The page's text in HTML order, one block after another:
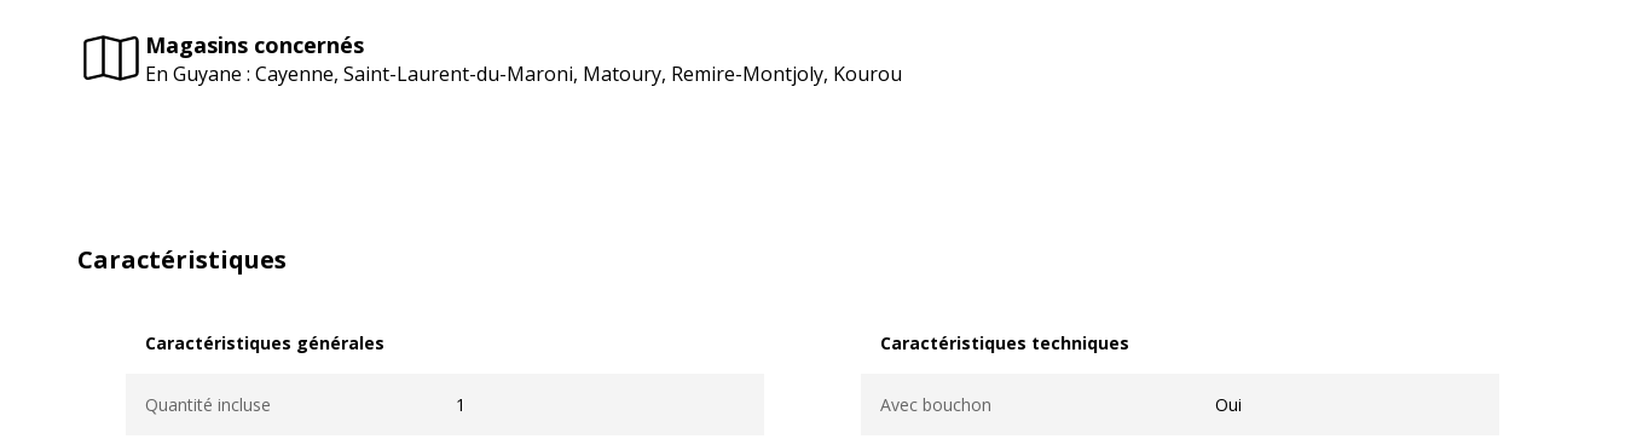
Magasins concernés
En Guyane : Cayenne, Saint-Laurent-du-Maroni, Matoury, Remire-Montjoly, Kourou
Caractéristiques
Caractéristiques générales
Quantité incluse 1
Caractéristiques techniques
Avec bouchon Oui